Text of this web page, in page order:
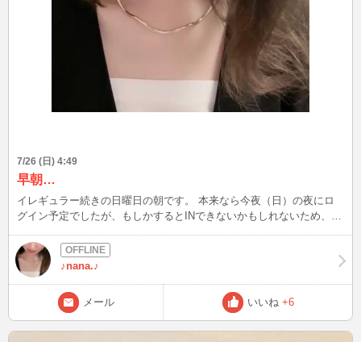
7/26 (日) 4:49
早朝…
イレギュラー続きの日曜日の朝です。 本来なら今夜（日）の夜にロ
グイン予定でしたが、もしかするとINできないかもしれないため、そ
もし、急遽入れそうな場合には、スタンバイ待機などしますので、お
♪nana.♪
メール いいね +6